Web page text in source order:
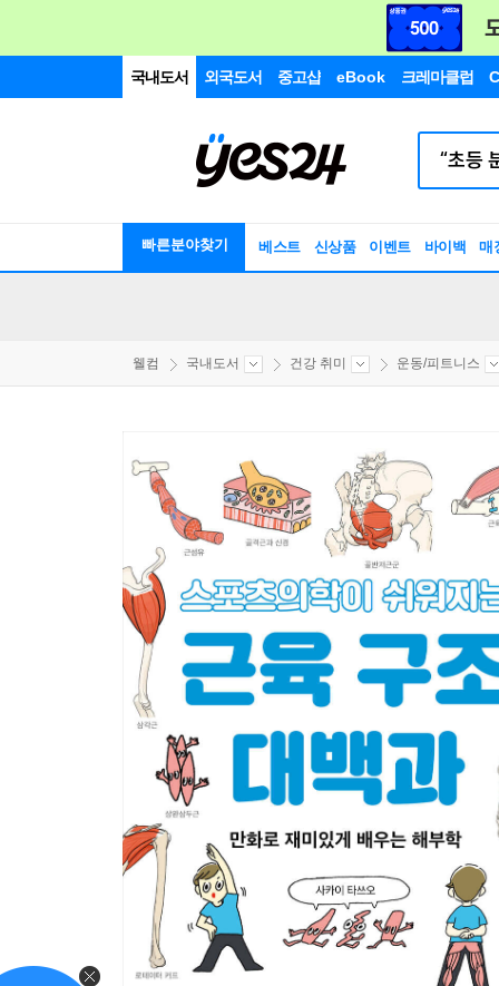
국내도서 외국도서 중고샵 eBook 크레마클럽
빠른분야찾기 베스트 신상품 이벤트 바이백 매
웰컴 국내도서 건강 취미 운동/피트니스